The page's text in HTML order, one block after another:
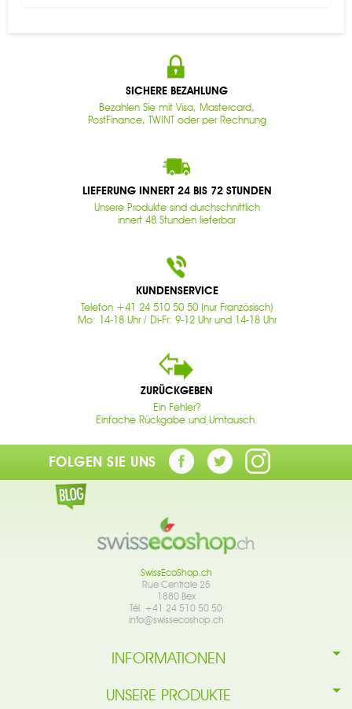
SICHERE BEZAHLUNG
Bezahlen Sie mit Visa, Mastercard,
PostFinance, TWINT oder per Rechnung
LIEFERUNG INNERT 24 BIS 72 STUNDEN
Unsere Produkte sind durchschnittlich
innert 48 Stunden lieferbar
KUNDENSERVICE
Telefon +41 24 510 50 50 (nur Französisch)
Mo: 14-18 Uhr / Di-Fr: 9-12 Uhr und 14-18 Uhr
ZURÜCKGEBEN
Ein Fehler?
Einfache Rückgabe und Umtausch.
FOLGEN SIE UNS
SwissEcoShop.ch
Rue Centrale 25
1880 Bex
Tél. +41 24 510 50 50
info@swissecoshop.ch
INFORMATIONEN
UNSERE PRODUKTE